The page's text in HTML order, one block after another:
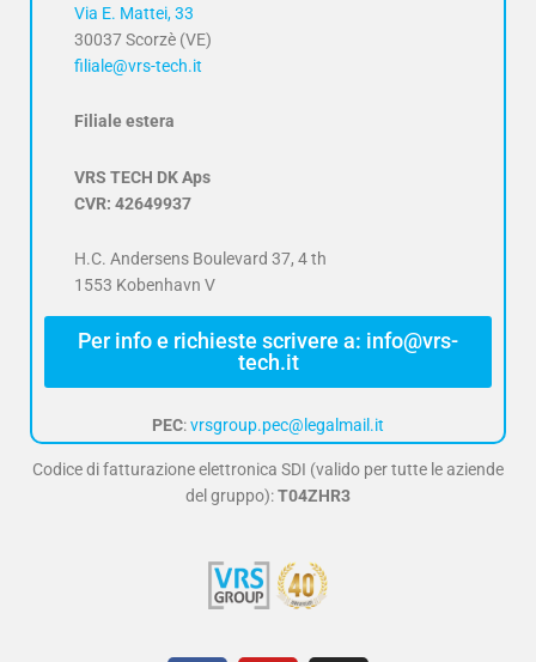
Via E. Mattei, 33
30037 Scorzè (VE)
filiale@vrs-tech.it
Filiale estera
VRS TECH DK Aps
CVR: 42649937
H.C. Andersens Boulevard 37, 4 th
1553 Kobenhavn V
Per info e richieste scrivere a: info@vrs-
tech.it
PEC:vrsgroup.pec@legalmail.it
Codice di fatturazione elettronica SDI (valido per tutte le aziende
del gruppo):T04ZHR3